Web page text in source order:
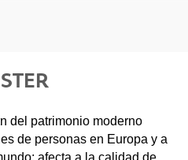
del patrimonio moderno
de personas en Europa y a